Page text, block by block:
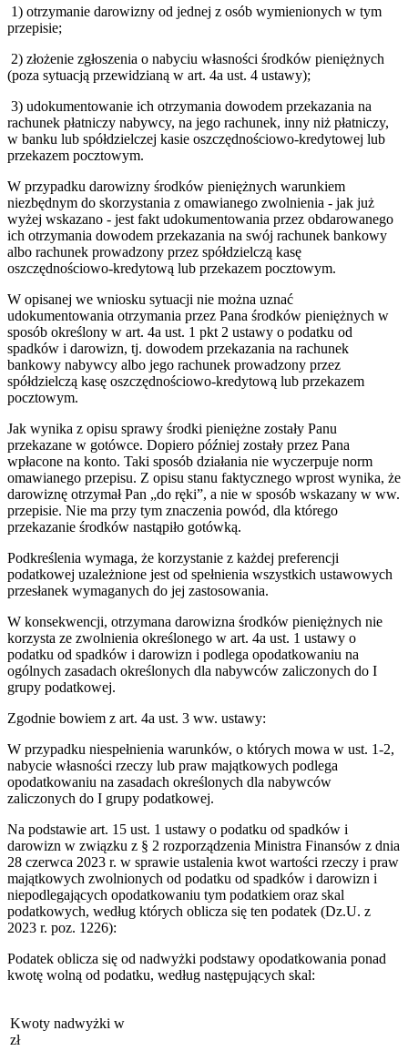
1) otrzymanie darowizny od jednej z osób wymienionych w tym
przepisie;
2) złożenie zgłoszenia o nabyciu własności środków pieniężnych
(poza sytuacją przewidzianą w art. 4a ust. 4 ustawy);
3) udokumentowanie ich otrzymania dowodem przekazania na
rachunek płatniczy nabywcy, na jego rachunek, inny niż płatniczy,
w banku lub spółdzielczej kasie oszczędnościowo-kredytowej lub
przekazem pocztowym.
W przypadku darowizny środków pieniężnych warunkiem
niezbędnym do skorzystania z omawianego zwolnienia - jak już
wyżej wskazano - jest fakt udokumentowania przez obdarowanego
ich otrzymania dowodem przekazania na swój rachunek bankowy
albo rachunek prowadzony przez spółdzielczą kasę
oszczędnościowo-kredytową lub przekazem pocztowym.
W opisanej we wniosku sytuacji nie można uznać
udokumentowania otrzymania przez Pana środków pieniężnych w
sposób określony w art. 4a ust. 1 pkt 2 ustawy o podatku od
spadków i darowizn, tj. dowodem przekazania na rachunek
bankowy nabywcy albo jego rachunek prowadzony przez
spółdzielczą kasę oszczędnościowo-kredytową lub przekazem
pocztowym.
Jak wynika z opisu sprawy środki pieniężne zostały Panu
przekazane w gotówce. Dopiero później zostały przez Pana
wpłacone na konto. Taki sposób działania nie wyczerpuje norm
omawianego przepisu. Z opisu stanu faktycznego wprost wynika, że
darowiznę otrzymał Pan „do ręki”, a nie w sposób wskazany w ww.
przepisie. Nie ma przy tym znaczenia powód, dla którego
przekazanie środków nastąpiło gotówką.
Podkreślenia wymaga, że korzystanie z każdej preferencji
podatkowej uzależnione jest od spełnienia wszystkich ustawowych
przesłanek wymaganych do jej zastosowania.
W konsekwencji, otrzymana darowizna środków pieniężnych nie
korzysta ze zwolnienia określonego w art. 4a ust. 1 ustawy o
podatku od spadków i darowizn i podlega opodatkowaniu na
ogólnych zasadach określonych dla nabywców zaliczonych do I
grupy podatkowej.
Zgodnie bowiem z art. 4a ust. 3 ww. ustawy:
W przypadku niespełnienia warunków, o których mowa w ust. 1-2,
nabycie własności rzeczy lub praw majątkowych podlega
opodatkowaniu na zasadach określonych dla nabywców
zaliczonych do I grupy podatkowej.
Na podstawie art. 15 ust. 1 ustawy o podatku od spadków i
darowizn w związku z § 2 rozporządzenia Ministra Finansów z dnia
28 czerwca 2023 r. w sprawie ustalenia kwot wartości rzeczy i praw
majątkowych zwolnionych od podatku od spadków i darowizn i
niepodlegających opodatkowaniu tym podatkiem oraz skal
podatkowych, według których oblicza się ten podatek (Dz.U. z
2023 r. poz. 1226):
Podatek oblicza się od nadwyżki podstawy opodatkowania ponad
kwotę wolną od podatku, według następujących skal:
Kwoty nadwyżki w
zł